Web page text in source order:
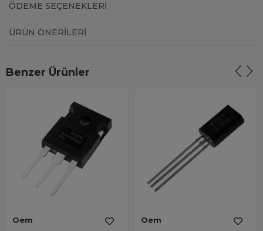
ÖDEME SEÇENEKLERI
ÜRÜN ÖNERILERI
Benzer Ürünler
Oem Oem